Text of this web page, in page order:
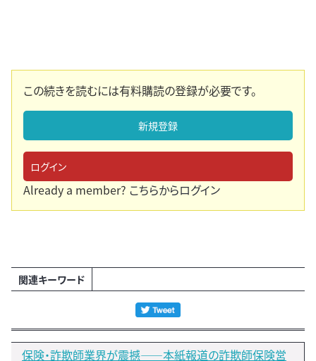
この続きを読むには有料購読の登録が必要です。
新規登録
ログイン
Already a member? こちらからログイン
関連キーワード
保険・詐欺師業界が震撼――本紙報道の詐欺師保険営